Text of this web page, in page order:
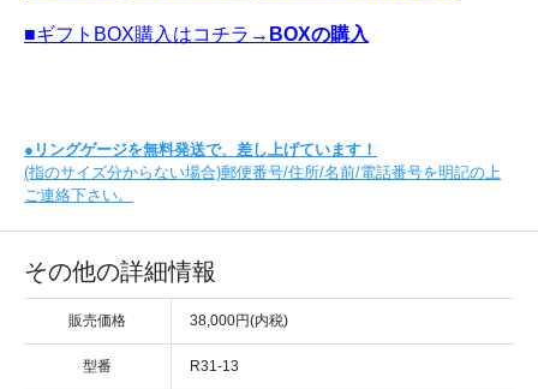
■ギフトBOX購入はコチラ→ BOXの購入
● リングゲージを無料発送で、差し上げています！
(指のサイズ分からない場合)郵便番号/住所/名前/電話番号を明記の上
ご連絡下さい。
その他の詳細情報
販売価格 38,000円(内税)
型番 R31-13